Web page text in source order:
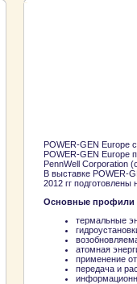
POWER-GEN Europe
POWER-GEN Europe
PennWell Corporation
В выставке POWER-
2012 гг
Основные профили
термальные
атомная
применение
передача и